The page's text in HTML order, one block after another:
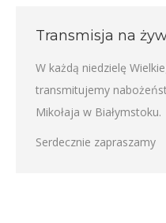
Transmisja na
W każdą niedzielę
transmitujemy
Mikołaja w Białymstoku.
Serdecznie zapraszamy